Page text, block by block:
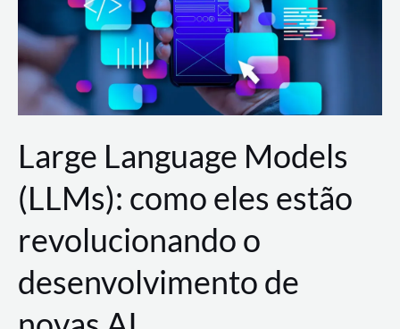
a
AWS?
Large Language Models
(LLMs): como eles estão
revolucionando o
desenvolvimento de